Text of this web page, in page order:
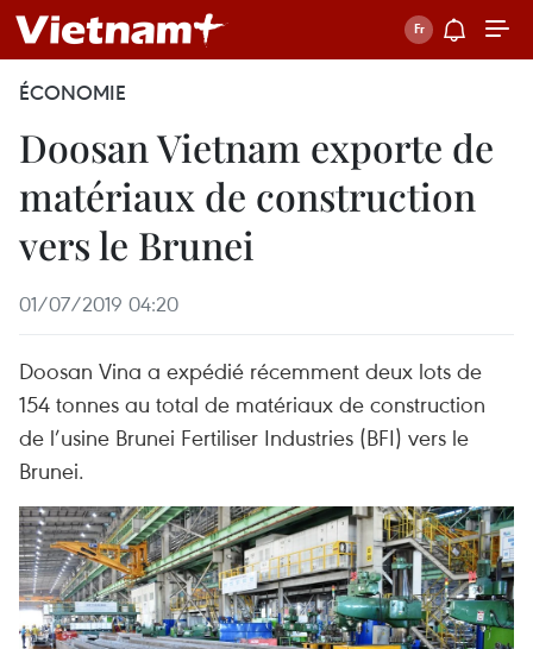
ÉCONOMIE
Doosan Vietnam exporte de
matériaux de construction
vers le Brunei
01/07/2019 04:20
Doosan Vina a expédié récemment deux lots de
154 tonnes au total de matériaux de construction
de l’usine Brunei Fertiliser Industries (BFI) vers le
Brunei.